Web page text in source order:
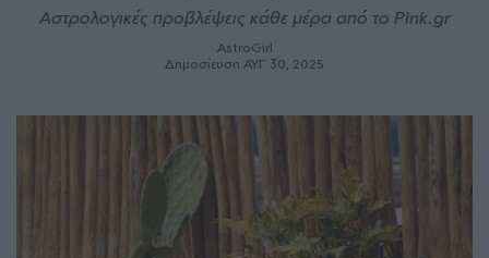
Αστρολογικές προβλέψεις κάθε μέρα από το Pink.gr
AstroGirl
Δημοσίευση ΑΥΓ 30, 2025